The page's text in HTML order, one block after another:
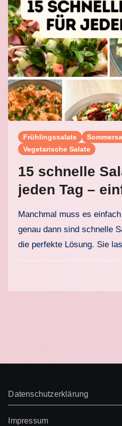
Frühlingssalate
Vegetarische Salate
15 schnelle
jeden Tag –
gesunde
Manchmal muss es einfach schnell gehen und
genau dann sind schnelle
die perfekte Lösung. Sie
Datenschutzerklärung
Impressum